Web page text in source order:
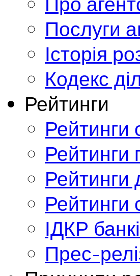
Послуги
Історія
Кодекс
Рейтинги
Рейтинги
Рейтинги
Рейтинги
Рейтинги
ІДКР
Прес-